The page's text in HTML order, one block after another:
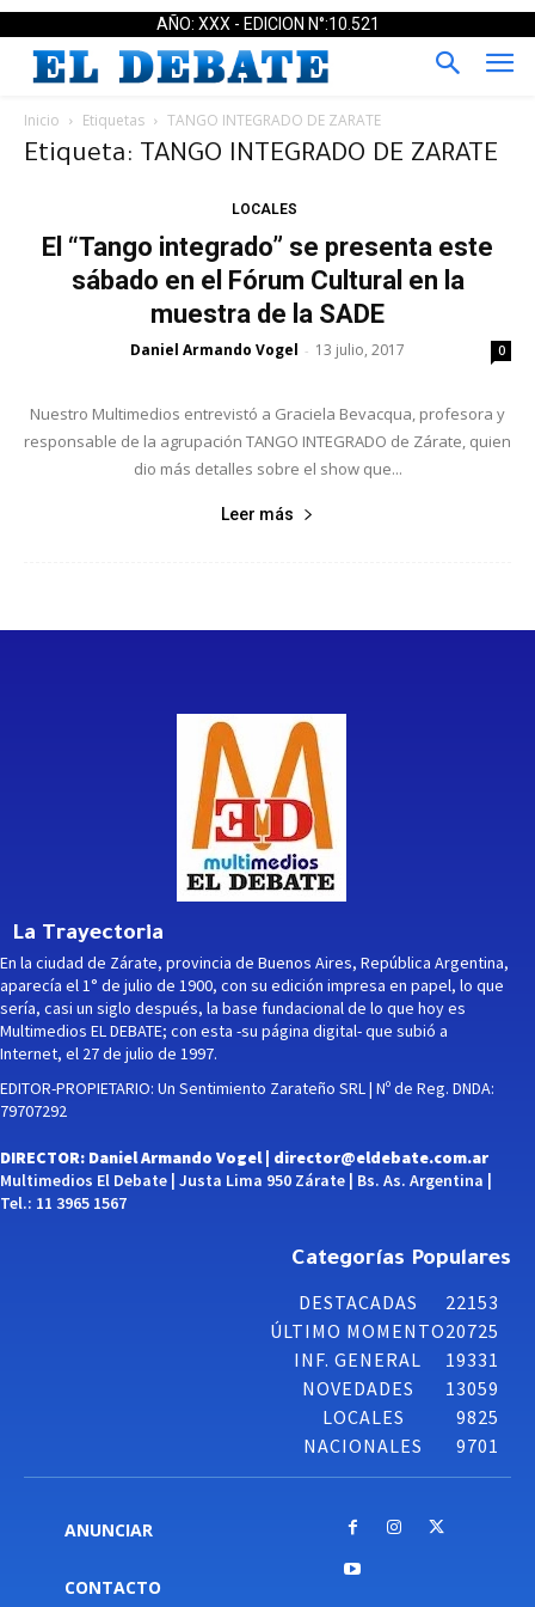
AÑO: XXX - EDICION N°:10.521
Inicio Etiquetas TANGO INTEGRADO DE ZARATE
Etiqueta: TANGO INTEGRADO DE ZARATE
LOCALES
El “Tango integrado” se presenta este
sábado en el Fórum Cultural en la
muestra de la SADE
Daniel Armando Vogel - 13 julio, 2017 0
Nuestro Multimedios entrevistó a Graciela Bevacqua, profesora y
responsable de la agrupación TANGO INTEGRADO de Zárate, quien
dio más detalles sobre el show que...
Leer más
La Trayectoria
En la ciudad de Zárate, provincia de Buenos Aires, República Argentina,
aparecía el 1° de julio de 1900, con su edición impresa en papel, lo que
sería, casi un siglo después, la base fundacional de lo que hoy es
Multimedios EL DEBATE; con esta -su página digital- que subió a
Internet, el 27 de julio de 1997.
EDITOR-PROPIETARIO: Un Sentimiento Zarateño SRL | Nº de Reg. DNDA:
79707292
DIRECTOR: Daniel Armando Vogel | director@eldebate.com.ar
Multimedios El Debate | Justa Lima 950 Zárate | Bs. As. Argentina |
Tel.: 11 3965 1567
Categorías Populares
DESTACADAS
22153
ÚLTIMO MOMENTO20725
INF. GENERAL
19331
NOVEDADES
13059
LOCALES
9825
NACIONALES
9701
ANUNCIAR
CONTACTO